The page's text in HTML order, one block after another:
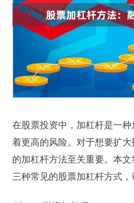
在股票投资中，加杠杆是一
着更高的风险。对于想要扩
的加杠杆方法至关重要。本
三种常见的股票加杠杆方式，